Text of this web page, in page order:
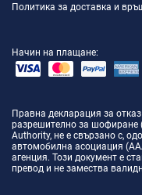
Политика за доставка и
Начин на плащане:
Правна декларация за
разрешително за шофиране
Authority, не е свързано с,
автомобилна асоциация
агенция. Този документ е
превод и не замества